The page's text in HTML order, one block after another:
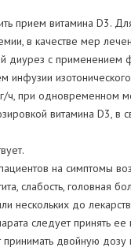
прием витамина D3.
в качестве мер
диурез с применением
инфузии
ч, при
витамина D3, в
на симптомы
слабость, головная
нескольких до
следует принять
двойную